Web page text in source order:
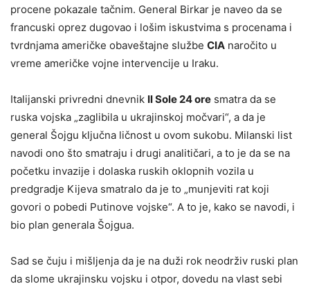
procene pokazale tačnim. General Birkar je naveo da se
francuski oprez dugovao i lošim iskustvima s procenama i
tvrdnjama američke obaveštajne službe CIA naročito u
vreme američke vojne intervencije u Iraku.
Italijanski privredni dnevnik Il Sole 24 ore smatra da se
ruska vojska „zaglibila u ukrajinskoj močvari“, a da je
general Šojgu ključna ličnost u ovom sukobu. Milanski list
navodi ono što smatraju i drugi analitičari, a to je da se na
početku invazije i dolaska ruskih oklopnih vozila u
predgradje Kijeva smatralo da je to „munjeviti rat koji
govori o pobedi Putinove vojske“. A to je, kako se navodi, i
bio plan generala Šojgua.
Sad se čuju i mišljenja da je na duži rok neodrživ ruski plan
da slome ukrajinsku vojsku i otpor, dovedu na vlast sebi